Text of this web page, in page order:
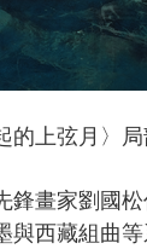
的上弦月〉
鋒畫家劉國
與西藏組曲